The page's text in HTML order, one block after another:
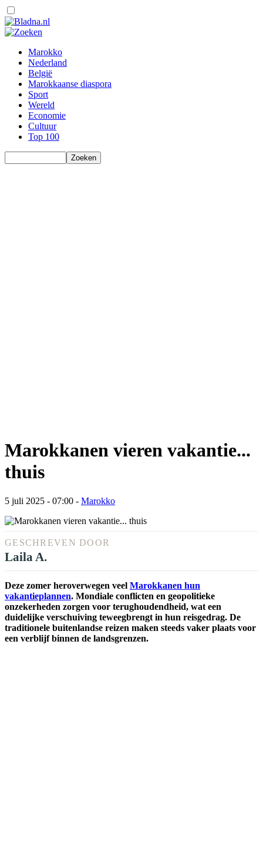
Marokko
Nederland
België
Marokkaanse diaspora
Sport
Wereld
Economie
Cultuur
Top 100
Marokkanen vieren vakantie...
thuis
5 juli 2025 - 07:00 - Marokko
GESCHREVEN DOOR
Laila A.
Deze zomer heroverwegen veel Marokkanen hun
vakantieplannen. Mondiale conflicten en geopolitieke
onzekerheden zorgen voor terughoudendheid, wat een
duidelijke verschuiving teweegbrengt in hun reisgedrag. De
traditionele buitenlandse reizen maken steeds vaker plaats voor
een verblijf binnen de landsgrenzen.